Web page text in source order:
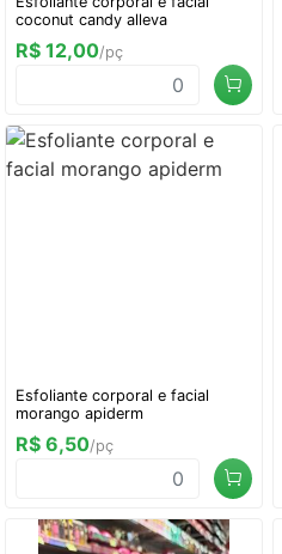
coconut candy alleva
R$ 12,00/pç
Esfoliante corporal e facial
morango apiderm
R$ 6,50/pç